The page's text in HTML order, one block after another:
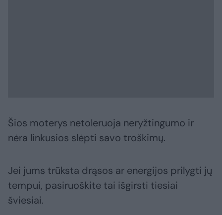
Šios moterys netoleruoja neryžtingumo ir
nėra linkusios slėpti savo troškimų.
Jei jums trūksta drąsos ar energijos prilygti jų
tempui, pasiruoškite tai išgirsti tiesiai
šviesiai.